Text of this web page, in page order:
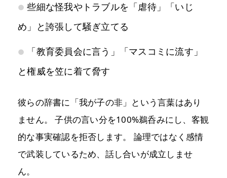
些細な怪我やトラブルを「虐待」「いじ
め」と誇張して騒ぎ立てる
「教育委員会に言う」「マスコミに流す」
と権威を笠に着て脅す
彼らの辞書に「我が子の非」という言葉はあり
ません。 子供の言い分を100%鵜呑みにし、客観
的な事実確認を拒否します。 論理ではなく感情
で武装しているため、話し合いが成立しませ
ん。